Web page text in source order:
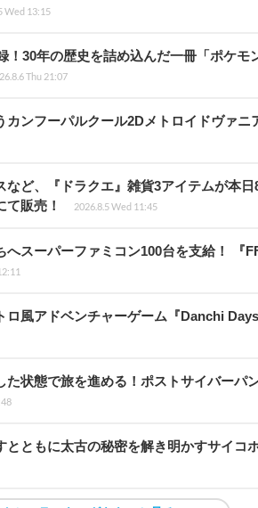
Wed 13:15
！30年の歴史を詰め込んだ一冊「ポケモ
Thu 21:07
カンフーパルクール2Dメトロイドヴァ
など、『ドラクエ』雑貨3アイテムが本
販売！
2026.8.5 Wed 11:45
へスーパーファミコン100台を支給！ 『
ロ風アドベンチャーゲーム『Danchi
た状態で旅を進める！ポストサイバーパ
とともに太古の秘密を解き明かすサイコ